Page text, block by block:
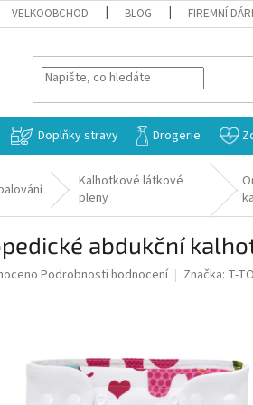
VELKOOBCHOD BLOG FIREMNÍ
Doplňky stravy Drogerie
Kalhotkové látkové
pleny
abdukční
Podrobnosti hodnocení Značka: T-